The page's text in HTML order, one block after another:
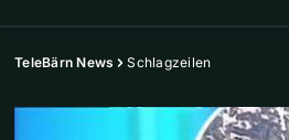
TeleBärn News Schlagzeilen